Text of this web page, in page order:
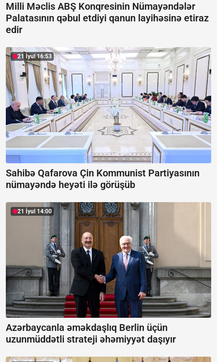
Milli Məclis ABŞ Konqresinin Nümayəndələr
Palatasının qəbul etdiyi qanun layihəsinə etiraz
edir
21 İyul 16:53
Sahibə Qafarova Çin Kommunist Partiyasının
nümayəndə heyəti ilə görüşüb
21 İyul 14:00
Azərbaycanla əməkdaşlıq Berlin üçün
uzunmüddətli strateji əhəmiyyət daşıyır